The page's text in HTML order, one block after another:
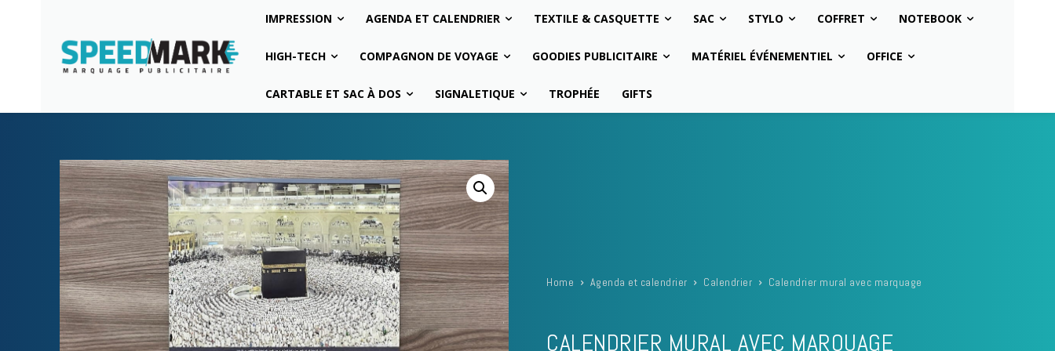
IMPRESSION AGENDA ET CALENDRIER TEXTILE & CASQUETTE SAC STYLO COFFRET NOTEBOOK
HIGH-TECH COMPAGNON DE VOYAGE GOODIES PUBLICITAIRE MATÉRIEL ÉVÉNEMENTIEL OFFICE
CARTABLE ET SAC À DOS SIGNALETIQUE TROPHÉE GIFTS
Home Agenda et calendrier Calendrier Calendrier mural avec marquage
CALENDRIER MURAL AVEC MARQUAGE